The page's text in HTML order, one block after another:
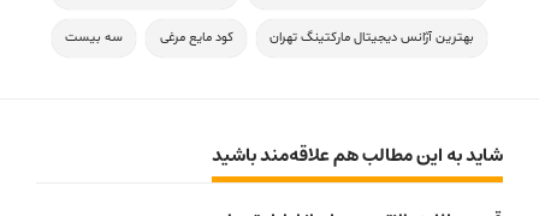
بهترین آژانس دیجیتال مارکتینگ تهران کود مایع مرغی سه بیست
شاید به این مطالب هم علاقه‌مند باشید